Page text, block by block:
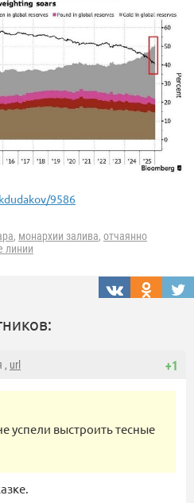
9586
, монархии залива, отчаянно
линии
+1
, url
успели выстроить тесные